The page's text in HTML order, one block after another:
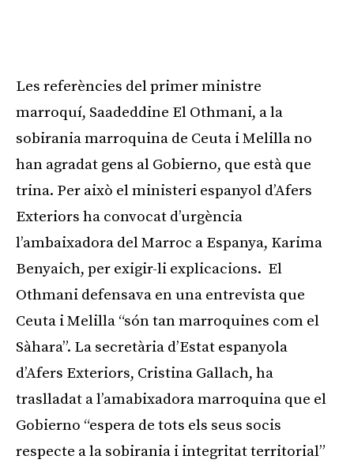
Les referències del primer ministre
marroquí, Saadeddine El Othmani, a la
sobirania marroquina de Ceuta i Melilla no
han agradat gens al Gobierno, que està que
trina. Per això el ministeri espanyol d’Afers
Exteriors ha convocat d’urgència
l’ambaixadora del Marroc a Espanya, Karima
Benyaich, per exigir-li explicacions. El
Othmani defensava en una entrevista que
Ceuta i Melilla “són tan marroquines com el
Sàhara”. La secretària d’Estat espanyola
d’Afers Exteriors, Cristina Gallach, ha
traslladat a l’amabixadora marroquina que el
Gobierno “espera de tots els seus socis
respecte a la sobirania i integritat territorial”